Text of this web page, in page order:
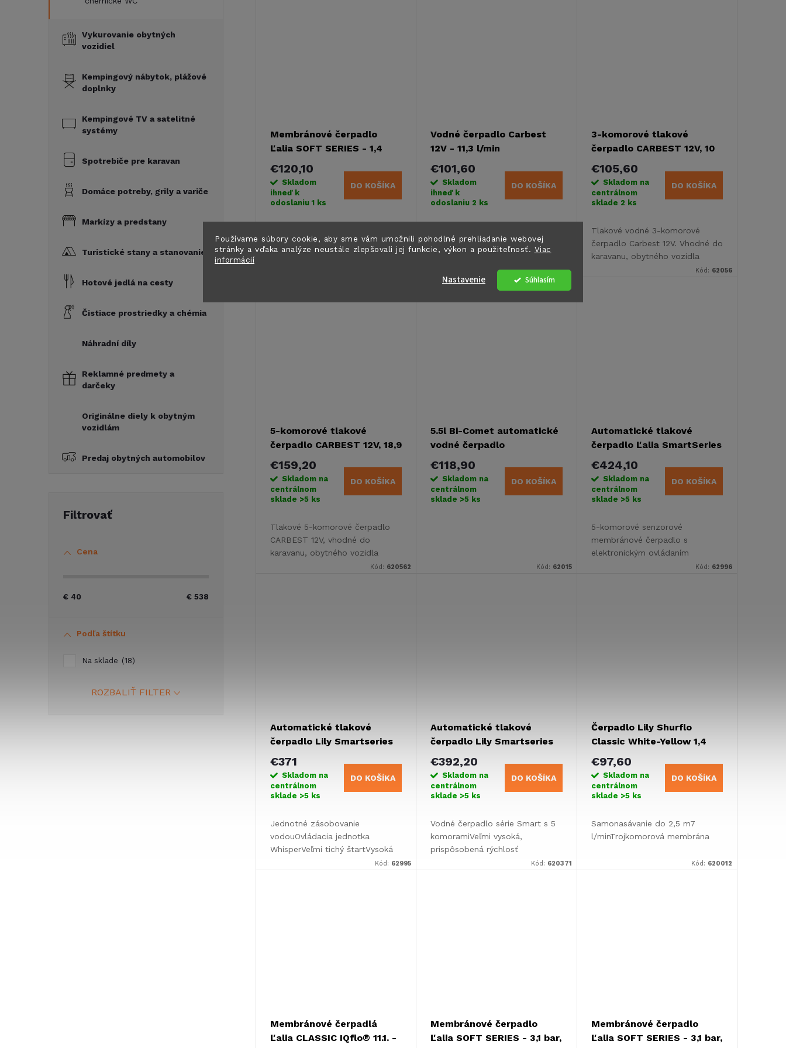
Používame súbory cookie, aby sme vám umožnili pohodlné prehliadanie webovej
stránky a vďaka analýze neustále zlepšovali jej funkcie, výkon a použiteľnosť. Viac
informácií
Súhlasím
Nastavenie
Vykurovanie obytných
vozidiel
Kempingový nábytok, plážové
doplnky
Kempingové TV a satelitné
systémy
Spotrebiče pre karavan
Domáce potreby, grily a variče
Markízy a predstany
Turistické stany a stanovanie
Hotové jedlá na cesty
Čistiace prostriedky a chémia
Náhradní díly
Reklamné predmety a
darčeky
Originálne diely k obytným
vozidlám
Predaj obytných automobilov
Cena
€ 40 € 538
Podľa štítku
Na sklade 18
ROZBALIŤ FILTER
Membránové čerpadlo
Ľalia SOFT SERIES - 1,4
bar, 7,5 l/min
€120,10
Skladom
ihneď k
odoslaniu 1 ks
DO KOŠÍKA
čerpadlo určené na zásobovanie
vody v karavane, obytnom
Vodné čerpadlo Carbest
12V - 11,3 l/min
€101,60
Skladom
ihneď k
odoslaniu 2 ks
DO KOŠÍKA
Carbest vhodné na rozvod vody
v karavanoch, obytných
vozidlách alebo lodiach. Kód:620502
3-komorové tlakové
čerpadlo CARBEST 12V, 10
l/min
€105,60
Skladom na
centrálnom
sklade 2 ks
DO KOŠÍKA
Tlakové vodné 3-komorové
čerpadlo Carbest 12V. Vhodné do
karavanu, obytného vozidla
Kód: 62056
5-komorové tlakové
čerpadlo CARBEST 12V, 18,9
l/min
€159,20
Skladom na
centrálnom
sklade >5 ks
DO KOŠÍKA
Tlakové 5-komorové čerpadlo
CARBEST 12V, vhodné do
karavanu, obytného vozidla
Kód: 620562
5.5l Bi-Comet automatické
vodné čerpadlo
€118,90
Skladom na
centrálnom
sklade >5 ks
DO KOŠÍKA
Kód: 62015
Automatické tlakové
čerpadlo Ľalia SmartSeries
18,9 l, 2,5 baru
€424,10
Skladom na
centrálnom
sklade >5 ks
DO KOŠÍKA
5-komorové senzorové
membránové čerpadlo s
elektronickým ovládaním
umožňuje pohodlnú dodávku
Kód: 62996
Automatické tlakové
čerpadlo Lily Smartseries
14 l/min 2,5 bar
€371
Skladom na
centrálnom
sklade >5 ks
DO KOŠÍKA
Jednotné zásobovanie
vodouOvládacia jednotka
WhisperVeľmi tichý štartVysoká
tlaková odolnosť a ochrana proti
Kód: 62995
Automatické tlakové
čerpadlo Lily Smartseries
18,9 l/min 5,2 bar
€392,20
Skladom na
centrálnom
sklade >5 ks
DO KOŠÍKA
Vodné čerpadlo série Smart s 5
komoramiVeľmi vysoká,
prispôsobená rýchlosť
dodávkyPožadované množstvo
Kód: 620371
Čerpadlo Lily Shurflo
Classic White-Yellow 1,4
bar, 7 l/min
€97,60
Skladom na
centrálnom
sklade >5 ks
DO KOŠÍKA
Samonasávanie do 2,5 m7
l/minTrojkomorová membrána
Kód: 620012
Membránové čerpadlá
Ľalia CLASSIC IQflo® 11.1. -
Membránové čerpadlo
Ľalia SOFT SERIES - 3,1 bar,
Membránové čerpadlo
Ľalia SOFT SERIES - 3,1 bar,